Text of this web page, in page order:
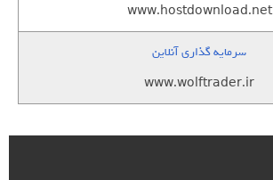
www.hostdownload.net
سرمایه گذاری آنلاین
www.wolftrader.ir